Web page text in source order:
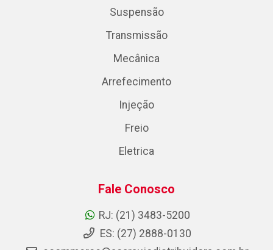
Suspensão
Transmissão
Mecânica
Arrefecimento
Injeção
Freio
Eletrica
Fale Conosco
RJ: (21) 3483-5200
ES: (27) 2888-0130